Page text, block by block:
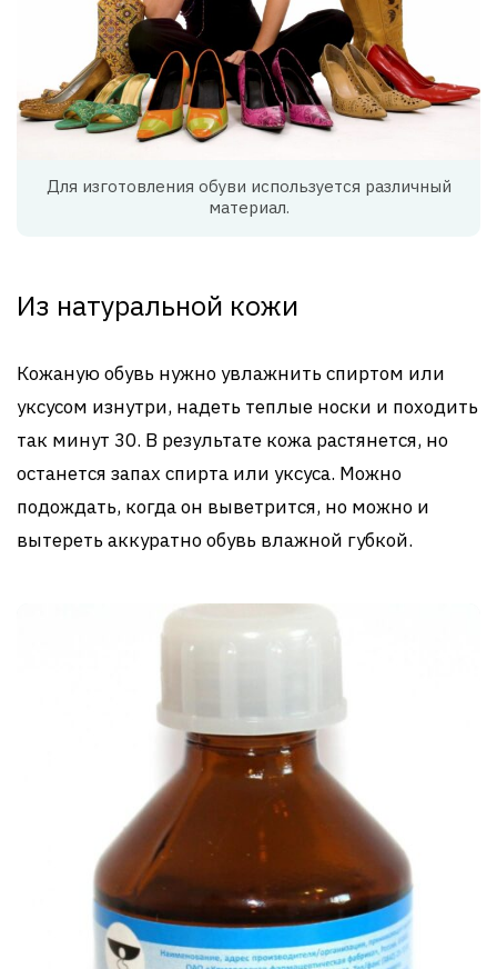
Для изготовления обуви используется различный
материал.
Из натуральной кожи
Кожаную обувь нужно увлажнить спиртом или
уксусом изнутри, надеть теплые носки и походить
так минут 30. В результате кожа растянется, но
останется запах спирта или уксуса. Можно
подождать, когда он выветрится, но можно и
вытереть аккуратно обувь влажной губкой.